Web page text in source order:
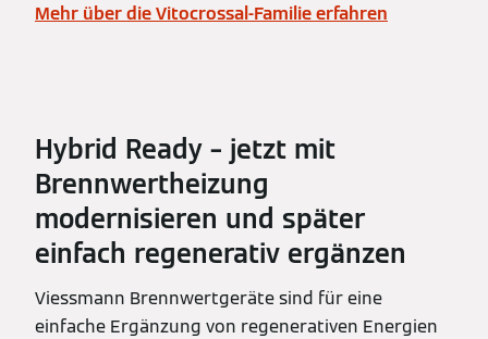
Mehr über die Vitocrossal-Familie erfahren
Hybrid Ready – jetzt mit
Brennwertheizung
modernisieren und später
einfach regenerativ ergänzen
Viessmann Brennwertgeräte sind für eine
einfache Ergänzung von regenerativen Energien